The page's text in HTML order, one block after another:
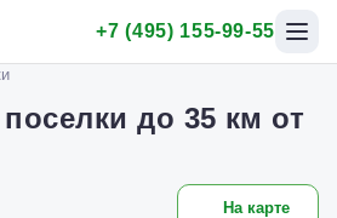
+7 (495) 155-99-55
меню
до 35 км от
На карте